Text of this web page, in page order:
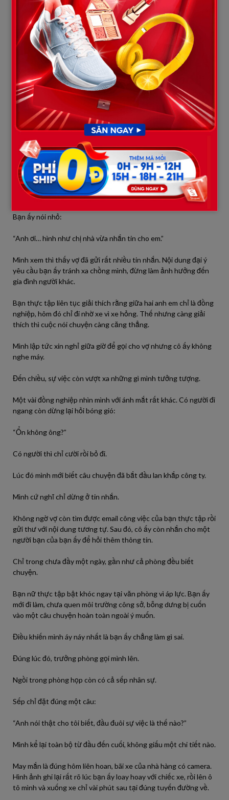
nghĩ nên không muốn kể những chuyện nhỏ để tránh cãi nhau.
Có lẽ chính câu trả lời đó lại khiến cô ấy càng tin rằng mình đang
giấu điều gì.
Từ hôm sau, không khí trong nhà nặng nề hẳn. Vợ gần như
không nói chuyện với mình. Điện thoại mình đặt đâu cô ấy cũng
cầm lên xem. Thậm chí còn hỏi tên từng người trong danh bạ
công ty.
Mình vẫn nghĩ chỉ cần vài hôm là mọi chuyện sẽ qua.
Nhưng mình đã nhầm.
Một buổi sáng đang họp, điện thoại rung liên tục. Tan họp mình
mở ra thì thấy hơn chục cuộc gọi nhỡ từ vợ.
Chưa kịp gọi lại thì bạn nữ thực tập chạy đến, mặt tái mét.
Bạn ấy nói nhỏ:
“Anh ơi… hình như chị nhà vừa nhắn tin cho em.”
Mình xem thì thấy vợ đã gửi rất nhiều tin nhắn. Nội dung đại ý
yêu cầu bạn ấy tránh xa chồng mình, đừng làm ảnh hưởng đến
gia đình người khác.
Bạn thực tập liên tục giải thích rằng giữa hai anh em chỉ là đồng
nghiệp, hôm đó chỉ đi nhờ xe vì xe hỏng. Thế nhưng càng giải
thích thì cuộc nói chuyện càng căng thẳng.
Mình lập tức xin nghỉ giữa giờ để gọi cho vợ nhưng cô ấy không
nghe máy.
Đến chiều, sự việc còn vượt xa những gì mình tưởng tượng.
Một vài đồng nghiệp nhìn mình với ánh mắt rất khác. Có người đi
ngang còn dừng lại hỏi bóng gió:
“Ổn không ông?”
Có người thì chỉ cười rồi bỏ đi.
Lúc đó mình mới biết câu chuyện đã bắt đầu lan khắp công ty.
Mình cứ nghĩ chỉ dừng ở tin nhắn.
Không ngờ vợ còn tìm được email công việc của bạn thực tập rồi
gửi thư với nội dung tương tự. Sau đó, cô ấy còn nhắn cho một
người bạn của bạn ấy để hỏi thêm thông tin.
Chỉ trong chưa đầy một ngày, gần như cả phòng đều biết
chuyện.
Bạn nữ thực tập bật khóc ngay tại văn phòng vì áp lực. Bạn ấy
mới đi làm, chưa quen môi trường công sở, bỗng dưng bị cuốn
vào một câu chuyện hoàn toàn ngoài ý muốn.
Điều khiến mình áy náy nhất là bạn ấy chẳng làm gì sai.
Đúng lúc đó, trưởng phòng gọi mình lên.
Ngồi trong phòng họp còn có cả sếp nhân sự.
Sếp chỉ đặt đúng một câu:
“Anh nói thật cho tôi biết, đầu đuôi sự việc là thế nào?”
Mình kể lại toàn bộ từ đầu đến cuối, không giấu một chi tiết nào.
May mắn là đúng hôm liên hoan, bãi xe của nhà hàng có camera.
Hình ảnh ghi lại rất rõ lúc bạn ấy loay hoay với chiếc xe, rồi lên ô
tô mình và xuống xe chỉ vài phút sau tại đúng tuyến đường về.